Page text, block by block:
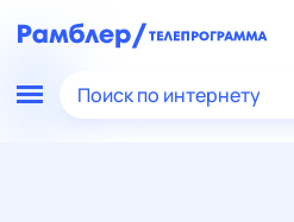
Поиск по интернету